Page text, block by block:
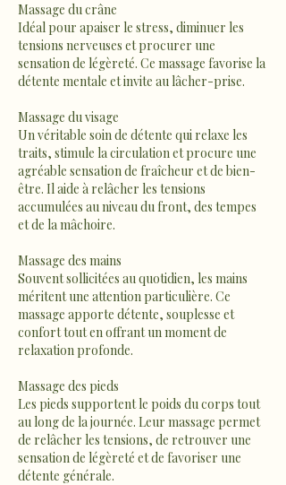
Massage du crâne
Idéal pour apaiser le stress, diminuer les
tensions nerveuses et procurer une
sensation de légèreté. Ce massage favorise la
détente mentale et invite au lâcher-prise.
Massage du visage
Un véritable soin de détente qui relaxe les
traits, stimule la circulation et procure une
agréable sensation de fraîcheur et de bien-
être. Il aide à relâcher les tensions
accumulées au niveau du front, des tempes
et de la mâchoire.
Massage des mains
Souvent sollicitées au quotidien, les mains
méritent une attention particulière. Ce
massage apporte détente, souplesse et
confort tout en offrant un moment de
relaxation profonde.
Massage des pieds
Les pieds supportent le poids du corps tout
au long de la journée. Leur massage permet
de relâcher les tensions, de retrouver une
sensation de légèreté et de favoriser une
détente générale.